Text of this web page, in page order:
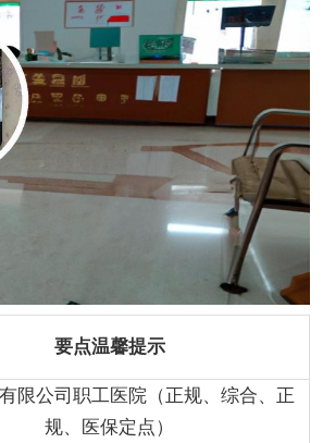
要点温馨提示
限公司职工医院（正规、综合、正
规、医保定点）